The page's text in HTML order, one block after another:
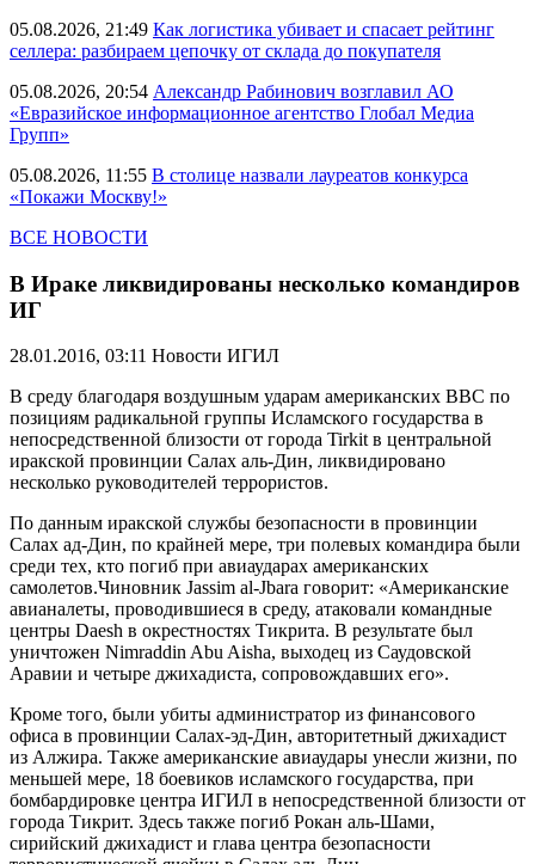
05.08.2026, 21:49 Как логистика убивает и спасает рейтинг
селлера: разбираем цепочку от склада до покупателя
05.08.2026, 20:54 Александр Рабинович возглавил АО
«Евразийское информационное агентство Глобал Медиа
Групп»
05.08.2026, 11:55 В столице назвали лауреатов конкурса
«Покажи Москву!»
ВСЕ НОВОСТИ
В Ираке ликвидированы несколько командиров
ИГ
28.01.2016, 03:11 Новости ИГИЛ
В среду благодаря воздушным ударам американских ВВС по
позициям радикальной группы Исламского государства в
непосредственной близости от города Tirkit в центральной
иракской провинции Салах аль-Дин, ликвидировано
несколько руководителей террористов.
По данным иракской службы безопасности в провинции
Салах ад-Дин, по крайней мере, три полевых командира были
среди тех, кто погиб при авиаударах американских
самолетов.Чиновник Jassim al-Jbara говорит: «Американские
авианалеты, проводившиеся в среду, атаковали командные
центры Daesh в окрестностях Тикрита. В результате был
уничтожен Nimraddin Abu Aisha, выходец из Саудовской
Аравии и четыре джихадиста, сопровождавших его».
Кроме того, были убиты администратор из финансового
офиса в провинции Салах-эд-Дин, авторитетный джихадист
из Алжира. Также американские авиаудары унесли жизни, по
меньшей мере, 18 боевиков исламского государства, при
бомбардировке центра ИГИЛ в непосредственной близости от
города Тикрит. Здесь также погиб Рокан аль-Шами,
сирийский джихадист и глава центра безопасности